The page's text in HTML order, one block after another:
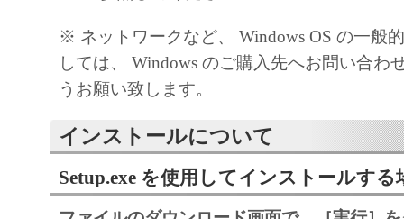
NEITHER CANON, CANON'S
AFFILIATES, THEIR DISTRIBUTORS, OR
CANON'S LICENSORS ARE
MAINTAINING OR HELPING YOU TO
SOFTWARE, OR PROVIDING YOU WITH
FIXES OR SUPPORT FOR THE
7. DISCLAIMER OF WARRANTIES AND
※ ネットワークなど、 Windows OS の一般
しては、 Windows のご購入先へお問い合わ
うお願い致します。
インストールについて
Setup.exe を使用してインストールする